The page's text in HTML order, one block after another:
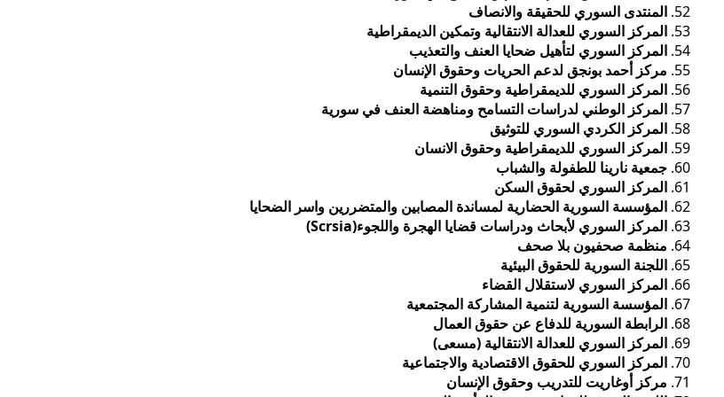
المنتدى السوري للحقيقة والانصاف
المركز السوري للعدالة الانتقالية وتمكين الديمقراطية
المركز السوري لتأهيل ضحايا العنف والتعذيب
مركز أحمد بونجق لدعم الحريات وحقوق الإنسان
المركز السوري للديمقراطية وحقوق التنمية
المركز الوطني لدراسات التسامح ومناهضة العنف في سورية
المركز الكردي السوري للتوثيق
المركز السوري للديمقراطية وحقوق الانسان
جمعية نارينا للطفولة والشباب
المركز السوري لحقوق السكن
المؤسسة السورية الحضارية لمساندة المصابين والمتضررين واسر الضحايا
المركز السوري لأبحاث ودراسات قضايا الهجرة واللجوء(Scrsia
)
منظمة صحفيون بلا صحف
اللجنة السورية للحقوق البيئية
المركز السوري لاستقلال القضاء
المؤسسة السورية لتنمية المشاركة المجتمعية
الرابطة السورية للدفاع عن حقوق العمال
المركز السوري للعدالة الانتقالية (مسعى)
المركز السوري للحقوق الاقتصادية والاجتماعية
مركز أوغاريت للتدريب وحقوق الإنسان